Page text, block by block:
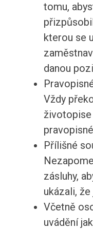
tomu,
kterou se
danou
Vždy
životopise
Přílišné
zásluhy,
ukázali,
Včetně
uvádění